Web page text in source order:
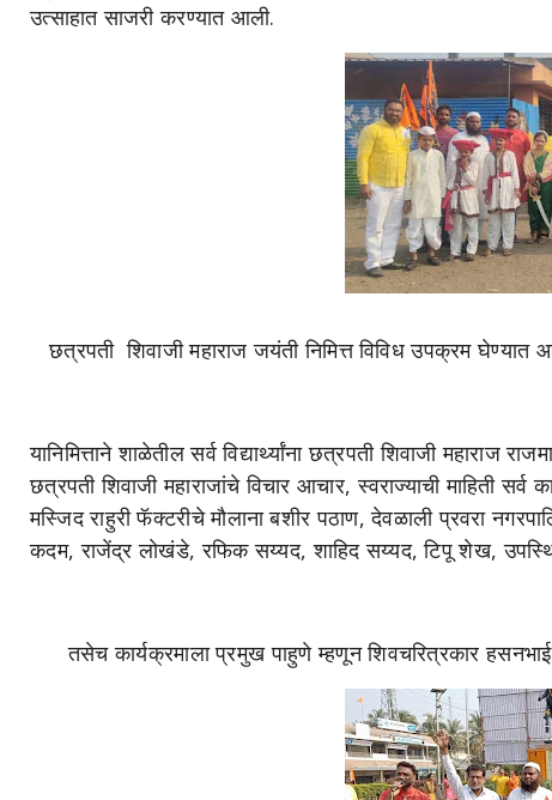
उत्साहात साजरी करण्यात आली.
छत्रपती शिवाजी महाराज जयंती निमित्त विविध उपक्रम घेण्यात
यानिमित्ताने शाळेतील सर्व विद्यार्थ्यांना छत्रपती शिवाजी महाराज
छत्रपती शिवाजी महाराजांचे विचार आचार, स्वराज्याची माहिती सर्व
मस्जिद राहुरी फॅक्टरीचे मौलाना बशीर पठाण, देवळाली प्रवरा
कदम, राजेंद्र लोखंडे, रफिक सय्यद, शाहिद सय्यद, टिपू शेख,
तसेच कार्यक्रमाला प्रमुख पाहुणे म्हणून शिवचरित्रकार